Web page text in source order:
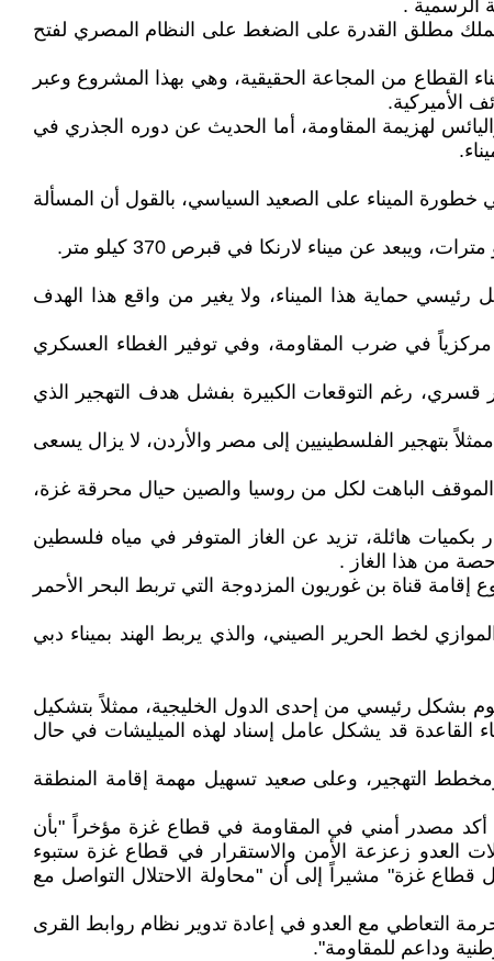
تملك مطلق القدرة على الضغط على النظام المصري لفتح
القطاع من المجاعة الحقيقية، وهي بهذا المشروع وعبر
الأميركية.
لهزيمة المقاومة، أما الحديث عن دوره الجذري في
مشروع الميناء الذي تقدر كلفة إنشائه بـ(35) مليون دولار، إلى نفي خطورة الميناء على الصعيد السياسي، بالقول أن المسألة
حماية هذا الميناء، ولا يغير من واقع هذا الهدف
مركزياً في ضرب المقاومة، وفي توفير الغطاء العسكري
قسري، رغم التوقعات الكبيرة بفشل هدف التهجير الذي
بتهجير الفلسطينيين إلى مصر والأردن، لا يزال يسعى
الباهت لكل من روسيا والصين حيال محرقة غزة،
بكميات هائلة، تزيد عن الغاز المتوفر في مياه فلسطين
من هذا الغاز .
قناة بن غوريون المزدوجة التي تربط البحر الأحمر
لخط الحرير الصيني، والذي يربط الهند بميناء دبي
بشكل رئيسي من إحدى الدول الخليجية، ممثلاً بتشكيل
القاعدة قد يشكل عامل إسناد لهذه الميليشات في حال
التهجير، وعلى صعيد تسهيل مهمة إقامة المنطقة
أكد مصدر أمني في المقاومة في قطاع غزة مؤخراً "بأن
العدو زعزعة الأمن والاستقرار في قطاع غزة ستبوء
غزة" مشيراً إلى أن "محاولة الاحتلال التواصل مع
التعاطي مع العدو في إعادة تدوير نظام روابط القرى
وداعم للمقاومة".